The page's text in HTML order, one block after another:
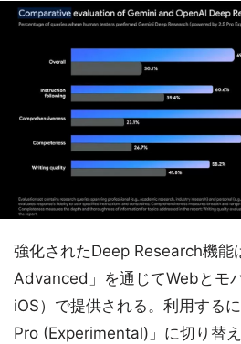
強化されたDeep Research機能
Advanced」を通じてWebとモ
iOS）で提供される。利用する
Pro (Experimental)」に切り替